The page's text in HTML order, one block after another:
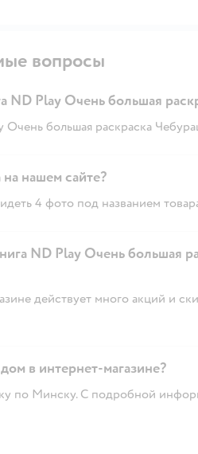
вопросы
ND Play Очень большая
большая раскраска
нашем сайте?
4 фото под названием
ND Play Очень большая
действует много акций и
в интернет-магазине?
по Минску. С подробной